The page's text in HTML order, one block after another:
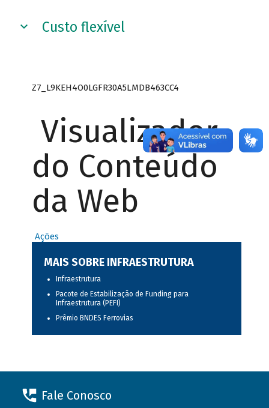
Custo flexível
Z7_L9KEH4O0LGFR30A5LMDB463CC4
Visualizador
do Conteúdo
da Web
Ações
MAIS SOBRE INFRAESTRUTURA
Infraestrutura
Pacote de Estabilização de Funding para
Infraestrutura (PEFI)
Prêmio BNDES Ferrovias
Fale Conosco